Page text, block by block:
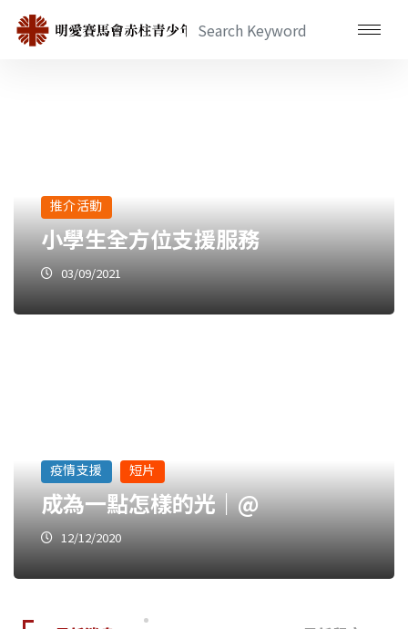
推介活動
小學生全方位支援服務
03/09/2021
疫情支援 短片
成為一點怎樣的光｜@
12/12/2020